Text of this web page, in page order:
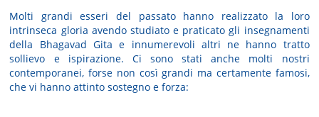
Molti grandi esseri del passato hanno realizzato la loro
intrinseca gloria avendo studiato e praticato gli insegnamenti
della Bhagavad Gita e innumerevoli altri ne hanno tratto
sollievo e ispirazione. Ci sono stati anche molti nostri
contemporanei, forse non così grandi ma certamente famosi,
che vi hanno attinto sostegno e forza: